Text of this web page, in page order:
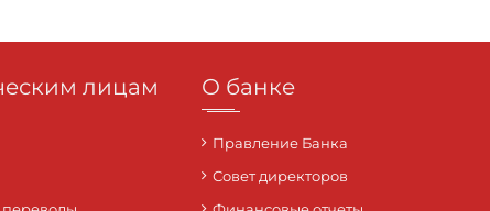
лицам О банке
Правление Банка
Совет директоров